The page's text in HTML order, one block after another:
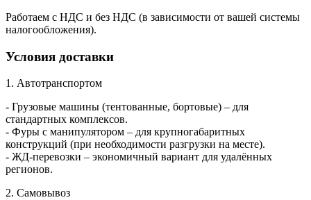
Работаем с НДС и без НДС (в зависимости от вашей системы
налогообложения).
Условия доставки
1. Автотранспортом
- Грузовые машины (тентованные, бортовые) – для
стандартных комплексов.
- Фуры с манипулятором – для крупногабаритных
конструкций (при необходимости разгрузки на месте).
- ЖД-перевозки – экономичный вариант для удалённых
регионов.
2. Самовывоз